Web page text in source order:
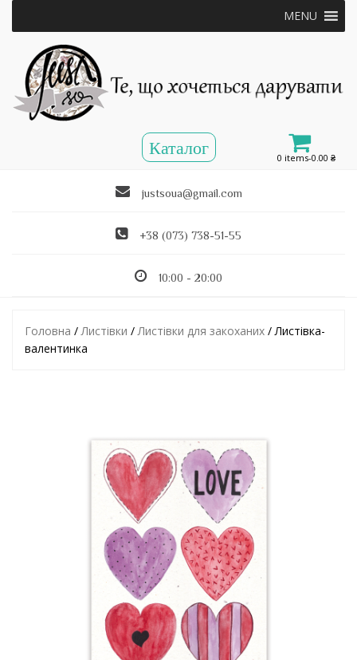
MENU
0 items-0.00₴
justsoua@gmail.com
+38 (073) 738-51-55
10:00 - 20:00
Головна /Листівки /Листівки для закоханих / Листівка-
валентинка